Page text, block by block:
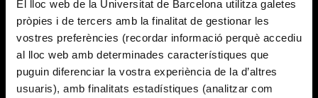
El lloc web de la Universitat de Barcelona utilitza galetes
pròpies i de tercers amb la finalitat de gestionar les
vostres preferències (recordar informació perquè accediu
al lloc web amb determinades característiques que
puguin diferenciar la vostra experiència de la d’altres
usuaris), amb finalitats estadístiques (analitzar com